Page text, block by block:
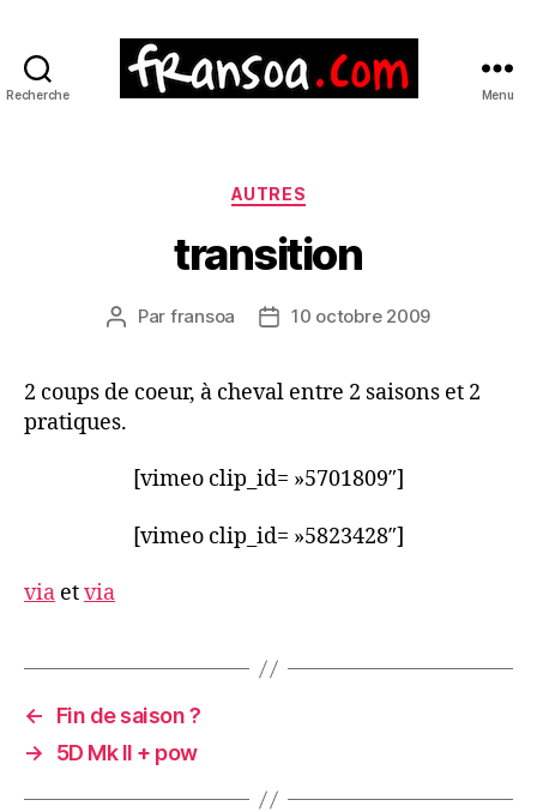
Recherche Menu
Catégories
AUTRES
transition
Auteur
Par fransoa
Date10 octobre 2009
2 coups de coeur, à cheval entre 2 saisons et 2
pratiques.
[vimeo clip_id= »5701809″]
[vimeo clip_id= »5823428″]
via etvia
←
Fin de saison ?
→
5D Mk II + pow